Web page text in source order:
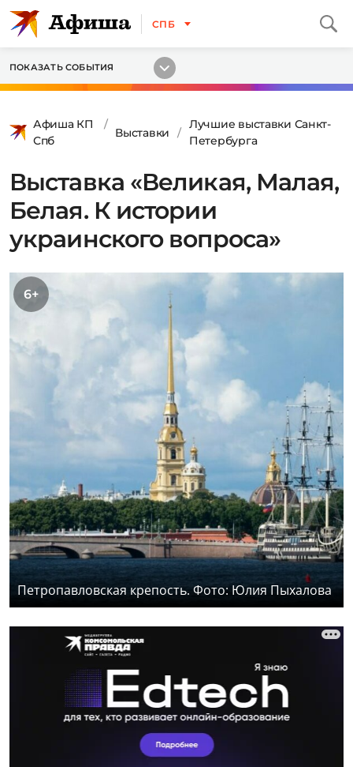
СПБ
ПОКАЗАТЬ СОБЫТИЯ
Афиша КП
Спб
Выставки
Лучшие выставки Санкт-
Петербурга
Выставка «Великая, Малая,
Белая. К истории
украинского вопроса»
6+
Петропавловская крепость. Фото: Юлия Пыхалова